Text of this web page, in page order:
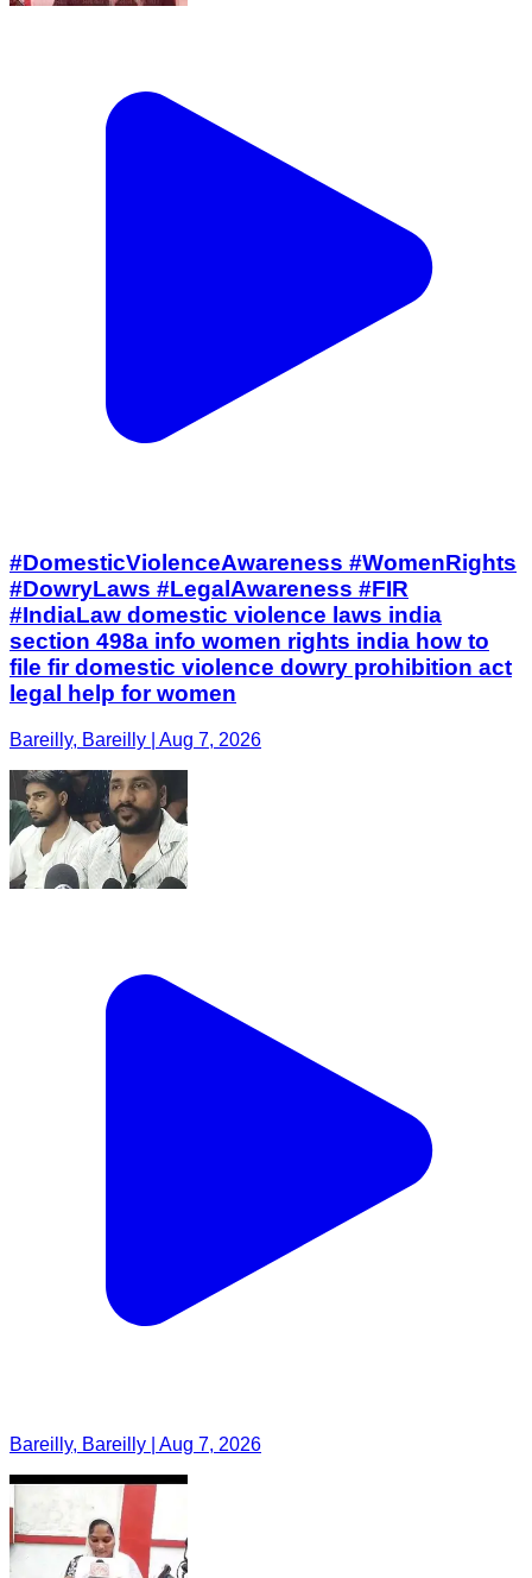
#DomesticViolenceAwareness #WomenRights
#DowryLaws #LegalAwareness #FIR
#IndiaLaw domestic violence laws india
section 498a info women rights india how to
file fir domestic violence dowry prohibition act
legal help for women
Bareilly, Bareilly | Aug 7, 2026
Bareilly, Bareilly | Aug 7, 2026